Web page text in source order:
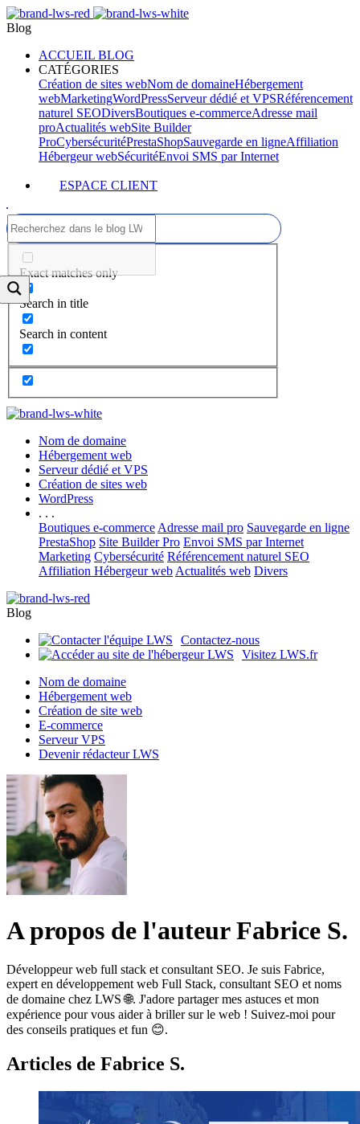
Blog
ACCUEIL BLOG
CATÉGORIES
Création de sites webNom de domaineHébergement
webMarketingWordPressServeur dédié et VPSRéférencement
naturel SEODiversBoutiques e-commerceAdresse mail
proActualités webSite Builder
ProCybersécuritéPrestaShopSauvegarde en ligneAffiliation
Hébergeur webSécuritéEnvoi SMS par Internet
ESPACE CLIENT
Exact matches only
Search in title
Search in content
Nom de domaine
Hébergement web
Serveur dédié et VPS
Création de sites web
WordPress
. . .
Boutiques e-commerce Adresse mail pro Sauvegarde en ligne
PrestaShop Site Builder Pro Envoi SMS par Internet
Marketing Cybersécurité Référencement naturel SEO
Affiliation Hébergeur web Actualités web Divers
Blog
Contactez-nous
Visitez LWS.fr
Nom de domaine
Hébergement web
Création de site web
E-commerce
Serveur VPS
Devenir rédacteur LWS
A propos de l'auteur Fabrice S.
Développeur web full stack et consultant SEO. Je suis Fabrice,
expert en développement web Full Stack, consultant SEO et noms
de domaine chez LWS 🌐. J'adore partager mes astuces et mon
expérience pour vous aider à briller sur le web ! Suivez-moi pour
des conseils pratiques et fun 😊.
Articles de Fabrice S.